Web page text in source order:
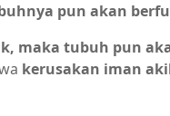
pun akan
maka tubuh pun
kerusakan iman